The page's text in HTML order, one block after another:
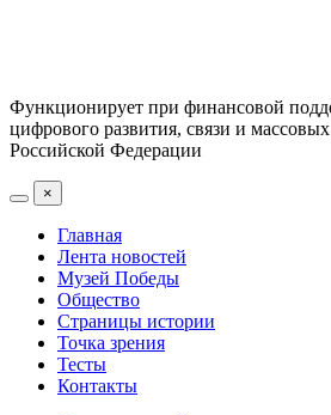
Функционирует при финансовой
цифрового развития, связи и
Российской Федерации
×
Главная
Лента новостей
Музей Победы
Общество
Страницы истории
Точка зрения
Тесты
Контакты